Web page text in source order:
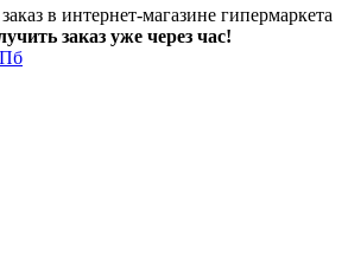
в интернет-магазине гипермаркета
заказ уже через час!